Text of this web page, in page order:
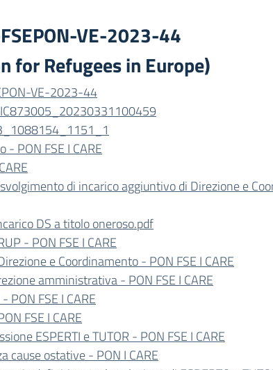
VE-2023-44
for Refugees in Europe)
VE-2023-44
PON FSE I CARE
di incarico aggiuntivo di Direzione e
DS a titolo oneroso.pdf
- PON FSE I CARE
e Coordinamento - PON FSE I CARE
amministrativa - PON FSE I CARE
PON FSE I CARE
FSE I CARE
ESPERTI e TUTOR - PON FSE I CARE
cause ostative - PON I CARE